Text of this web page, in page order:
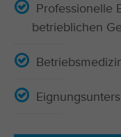
Professionelle
betrieblichen